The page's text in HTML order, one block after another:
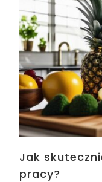
Jak
pracy?